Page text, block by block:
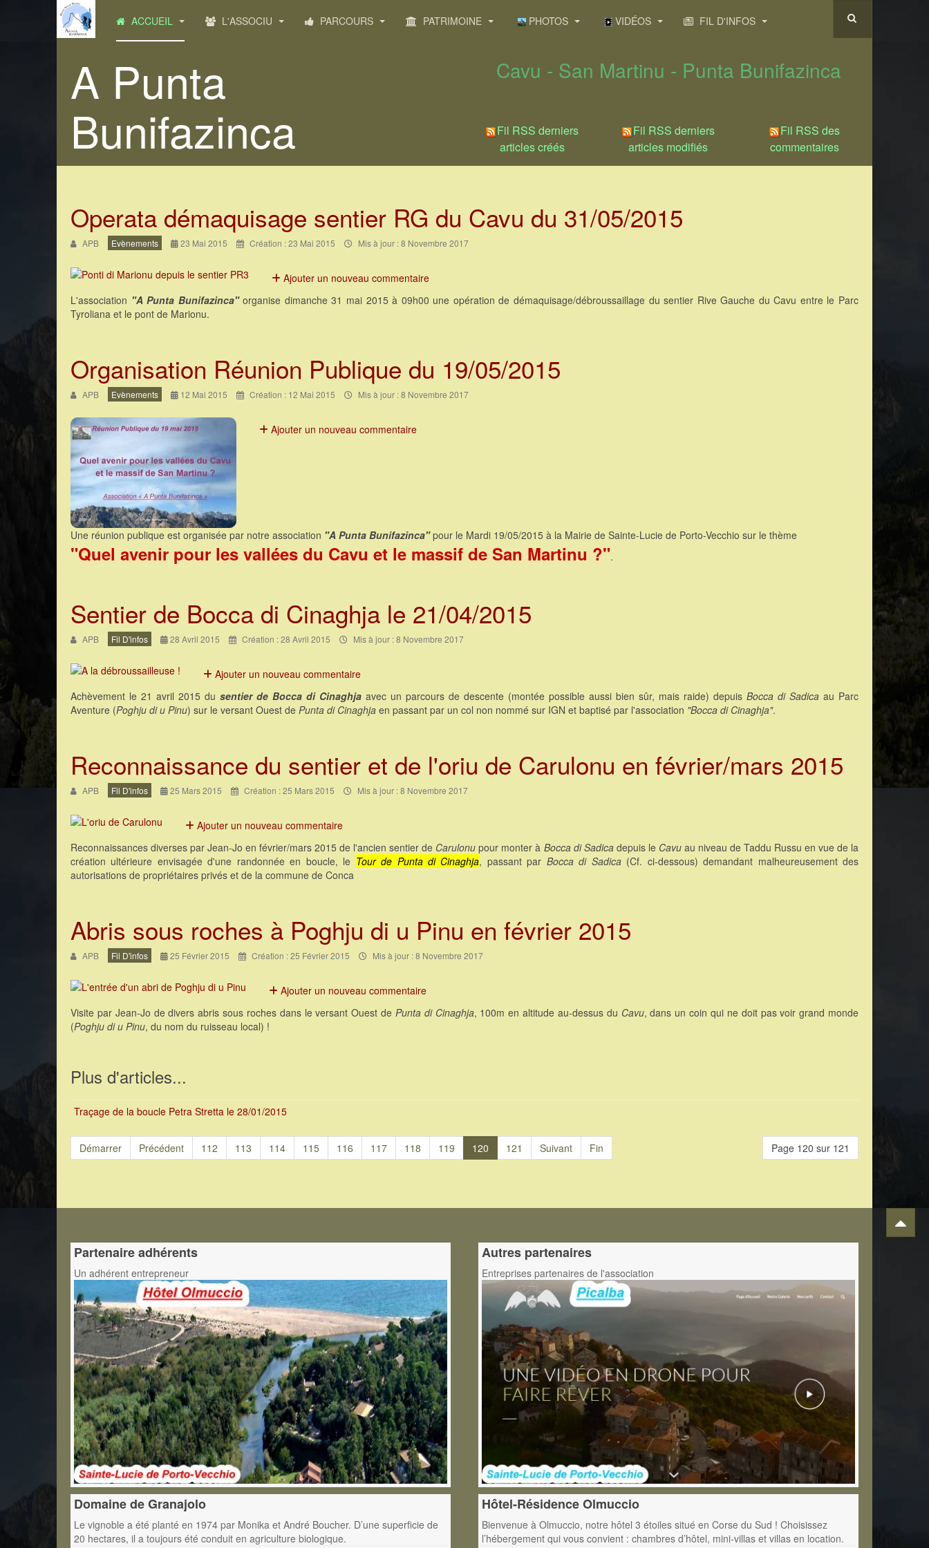
ACCUEIL L'ASSOCIU PARCOURS PATRIMOINE PHOTOS VIDÉOS FIL D'INFOS
A Punta
Bunifazinca
Cavu - San Martinu - Punta Bunifazinca
Fil RSS derniers
articles créés
Fil RSS derniers
articles modifiés
Fil RSS des
commentaires
Operata démaquisage sentier RG du Cavu du 31/05/2015
APB Evènements 23 Mai 2015 Création : 23 Mai 2015 Mis à jour : 8 Novembre 2017
Ajouter un nouveau commentaire
L'association "A Punta Bunifazinca"organise dimanche 31 mai 2015 à 09h00 une opération de démaquisage/débroussaillage du sentier Rive Gauche du Cavu entre le Parc
Tyroliana et le pont de Marionu.
Organisation Réunion Publique du 19/05/2015
APB Evènements 12 Mai 2015 Création : 12 Mai 2015 Mis à jour : 8 Novembre 2017
Ajouter un nouveau commentaire
Une réunion publique est organisée par notre association "A Punta Bunifazinca"pour le Mardi 19/05/2015 à la Mairie de Sainte-Lucie de Porto-Vecchio sur le thème
"Quel avenir pour les vallées du Cavu et le massif de San Martinu ?".
Sentier de Bocca di Cinaghja le 21/04/2015
APB Fil D'infos 28 Avril 2015 Création : 28 Avril 2015 Mis à jour : 8 Novembre 2017
Ajouter un nouveau commentaire
Achèvement le 21 avril 2015 du sentier de Bocca di Cinaghja avec un parcours de descente (montée possible aussi bien sûr, mais raide) depuis Bocca di Sadica au Parc
Aventure (Poghju di u Pinu) sur le versant Ouest de Punta di Cinaghja en passant par un col non nommé sur IGN et baptisé par l'association "Bocca di Cinaghja".
Reconnaissance du sentier et de l'oriu de Carulonu en février/mars 2015
APB Fil D'infos 25 Mars 2015 Création : 25 Mars 2015 Mis à jour : 8 Novembre 2017
Ajouter un nouveau commentaire
Reconnaissances diverses par Jean-Jo en février/mars 2015 de l'ancien sentier de Carulonu pour monter à Bocca di Sadicadepuis le Cavuau niveau de Taddu Russu en vue de la
création ultérieure envisagée d'une randonnée en boucle, le Tour de Punta di Cinaghja, passant par Bocca di Sadica(Cf. ci-dessous) demandant malheureusement des
autorisations de propriétaires privés et de la commune de Conca
Abris sous roches à Poghju di u Pinu en février 2015
APB Fil D'infos 25 Février 2015 Création : 25 Février 2015 Mis à jour : 8 Novembre 2017
Ajouter un nouveau commentaire
Visite par Jean-Jo de divers abris sous roches dans le versant Ouest de Punta di Cinaghja, 100m en altitude au-dessus du Cavu, dans un coin qui ne doit pas voir grand monde
(Poghju di u Pinu, du nom du ruisseau local) !
Plus d'articles...
Traçage de la boucle Petra Stretta le 28/01/2015
Page 120 sur 121
Démarrer Précédent 112 113 114 115 116 117 118 119 120 121 Suivant Fin
Partenaire adhérents
Un adhérent entrepreneur
Domaine de Granajolo
Le vignoble a été planté en 1974 par Monika et André Boucher. D’une superficie de
20 hectares, il a toujours été conduit en agriculture biologique.
Autres partenaires
Entreprises partenaires de l'association
Hôtel-Résidence Olmuccio
Bienvenue à Olmuccio, notre hôtel 3 étoiles situé en Corse du Sud ! Choisissez
l’hébergement qui vous convient : chambres d’hôtel, mini-villas et villas en location.